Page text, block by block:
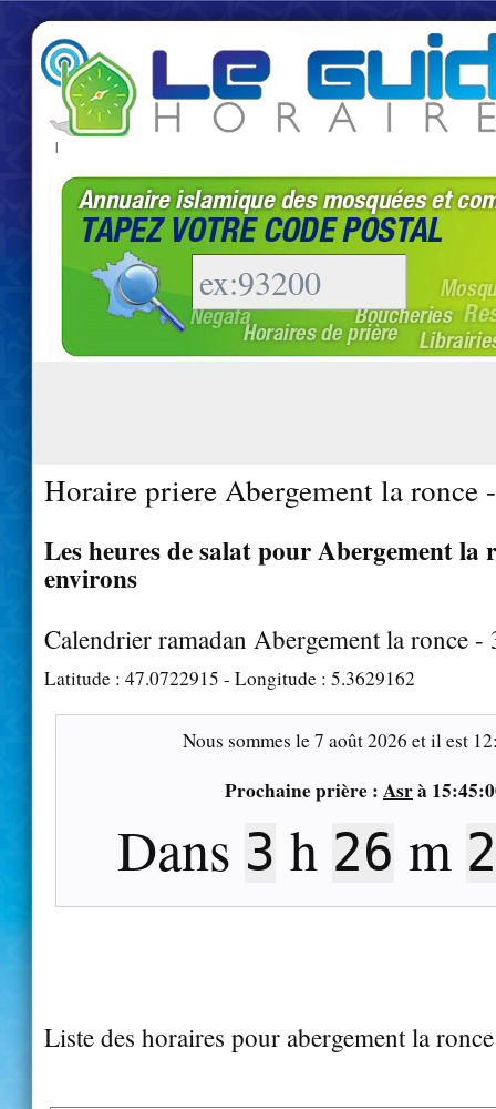
|
Horaire priere Abergement la ronce
Les heures de salat pour Abergement la
environs
Calendrier ramadan Abergement la ronce -
Latitude : 47.0722915 - Longitude : 5.3629162
Nous sommes le7 août 2026 et il est
Prochaine prière : Asrà
Dans 3 h 26 m
Liste des horaires pour abergement la ronce